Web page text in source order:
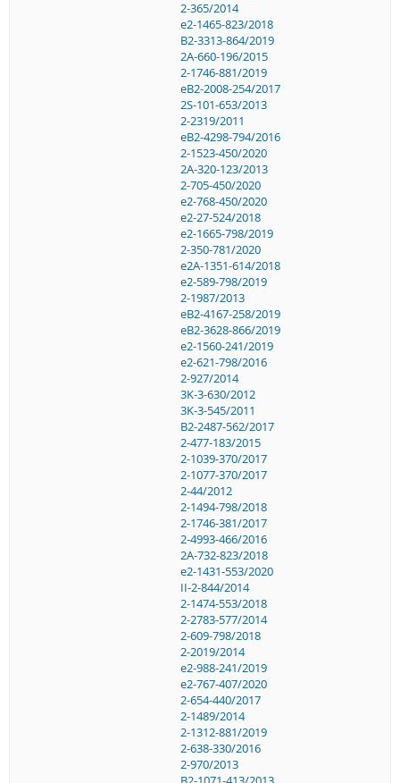
2-365/2014
e2-1465-823/2018
B2-3313-864/2019
2A-660-196/2015
2-1746-881/2019
eB2-2008-254/2017
2S-101-653/2013
2-2319/2011
eB2-4298-794/2016
2-1523-450/2020
2A-320-123/2013
2-705-450/2020
e2-768-450/2020
e2-27-524/2018
e2-1665-798/2019
2-350-781/2020
e2A-1351-614/2018
e2-589-798/2019
2-1987/2013
eB2-4167-258/2019
eB2-3628-866/2019
e2-1560-241/2019
e2-621-798/2016
2-927/2014
3K-3-630/2012
3K-3-545/2011
B2-2487-562/2017
2-477-183/2015
2-1039-370/2017
2-1077-370/2017
2-44/2012
2-1494-798/2018
2-1746-381/2017
2-4993-466/2016
2A-732-823/2018
e2-1431-553/2020
II-2-844/2014
2-1474-553/2018
2-2783-577/2014
2-609-798/2018
2-2019/2014
e2-988-241/2019
e2-767-407/2020
2-654-440/2017
2-1489/2014
2-1312-881/2019
2-638-330/2016
2-970/2013